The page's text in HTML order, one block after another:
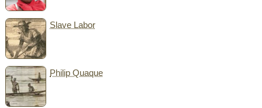
Slave Labor
Philip Quaque